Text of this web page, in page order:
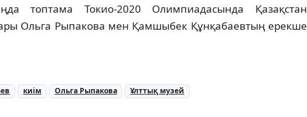
топтама Токио-2020 Олимпиадасында Қазақстан
Ольга Рыпакова мен Қамшыбек Құнқабаевтың ерекше
киім Ольга Рыпакова Ұлттық музей